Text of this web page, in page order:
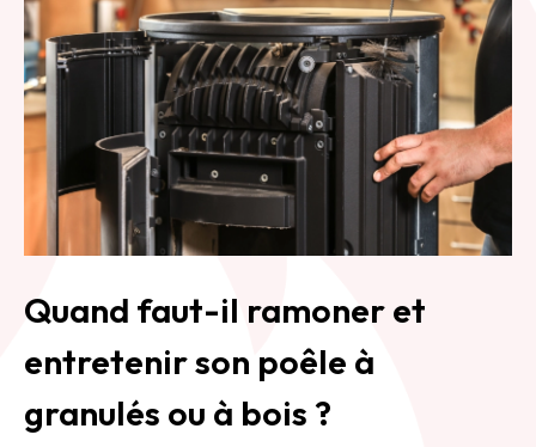
Quand faut-il ramoner et
entretenir son poêle à
granulés ou à bois ?